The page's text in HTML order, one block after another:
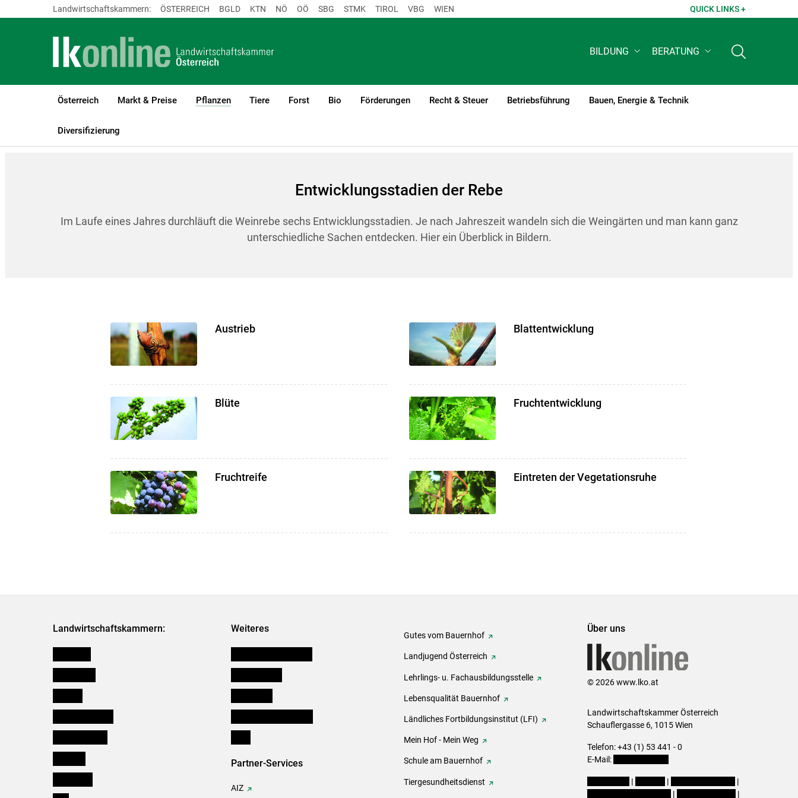
Landwirtschaftskammern: ÖSTERREICH BGLD KTN NÖ OÖ SBG STMK TIROL VBG WIEN QUICK LINKS +
BILDUNG BERATUNG
Österreich Markt & Preise Pflanzen
(current)1
Tiere Forst Bio Förderungen Recht & Steuer Betriebsführung Bauen, Energie & Technik
Diversifizierung
LK Österreich Pflanzen
Entwicklungsstadien der Rebe
Im Laufe eines Jahres durchläuft die Weinrebe sechs Entwicklungsstadien. Je nach Jahreszeit wandeln sich die Weingärten und man kann ganz
unterschiedliche Sachen entdecken. Hier ein Überblick in Bildern.
Austrieb Blattentwicklung
Blüte Fruchtentwicklung
Fruchtreife Eintreten der Vegetationsruhe
Landwirtschaftskammern: Weiteres
Partner-Services
AIZ
Gutes vom Bauernhof
Landjugend Österreich
Lehrlings- u. Fachausbildungsstelle
Lebensqualität Bauernhof
Ländliches Fortbildungsinstitut (LFI)
Mein Hof - Mein Weg
Schule am Bauernhof
Tiergesundheitsdienst
Über uns
© 2026 www.lko.at
Landwirtschaftskammer Österreich
Schauflergasse 6, 1015 Wien
Telefon:+43 (1) 53 441 - 0
E-Mail:
| |
|
| |